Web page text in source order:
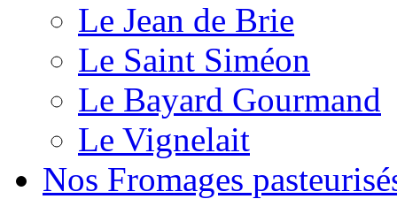
Le Jean de Brie
Le Saint Siméon
Le Bayard Gourmand
Le Vignelait
Nos Fromages